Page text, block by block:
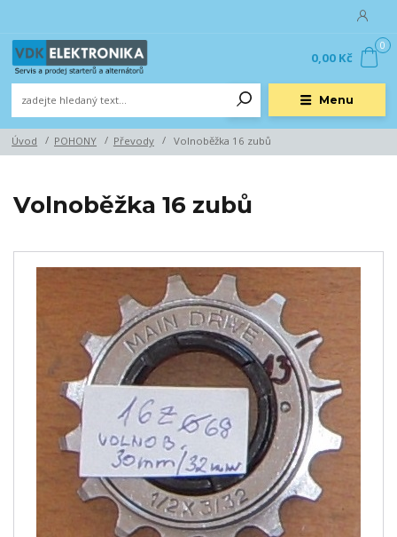
Menu
0
0,00 Kč
Úvod POHONY Převody Volnoběžka 16 zubů
Volnoběžka 16 zubů